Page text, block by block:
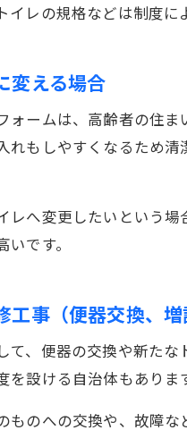
レの規格などは制度に
変える場合
ォームは、高齢者の住
れもしやすくなるため
レへ変更したいという
です。
事（便器交換、増
て、便器の交換や新た
設ける自治体もありま
ものへの交換や、故障